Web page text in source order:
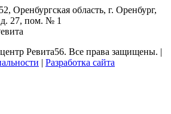
Оренбургская область, г. Оренбург,
27, пом. № 1
Ревита56. Все права защищены. |
| Разработка сайта